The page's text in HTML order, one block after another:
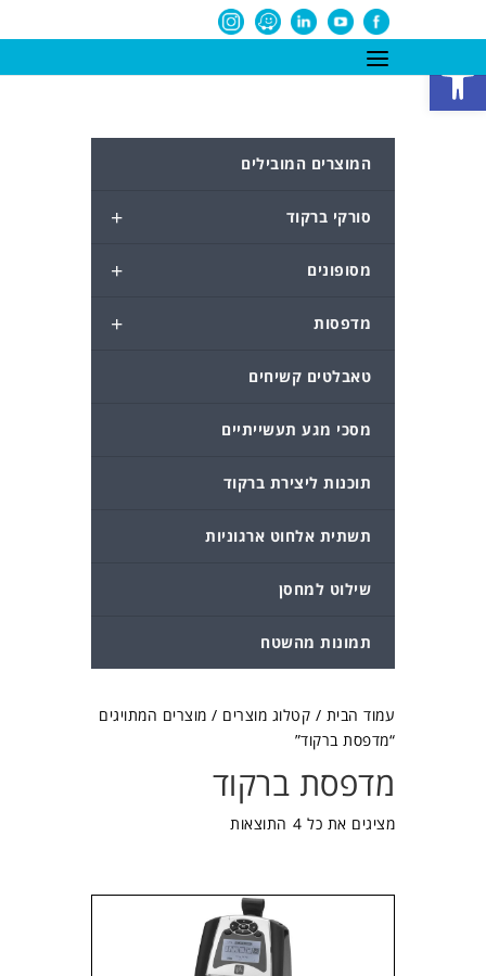
פתח סרגל נגישות
המוצרים המובילים
+ סורקי ברקוד
+ מסופונים
+ מדפסות
טאבלטים קשיחים
מסכי מגע תעשייתיים
תוכנות ליצירת ברקוד
תשתית אלחוט ארגוניות
שילוט למחסן
תמונות מהשטח
עמוד הבית / קטלוג מוצרים / מוצרים המתויגים
“מדפסת ברקוד”
מדפסת ברקוד
מציגים את כל ⁦4⁩ התוצאות